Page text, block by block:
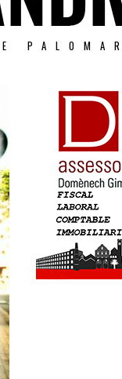
PALOMAR